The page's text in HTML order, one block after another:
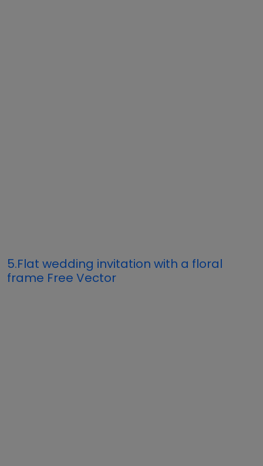
5.Flat wedding invitation with a floral
frame Free Vector